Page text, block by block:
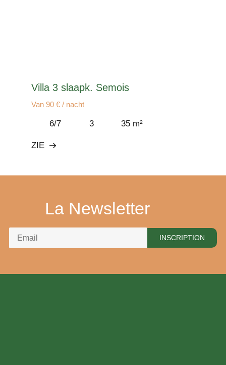
Villa 3 slaapk. Semois
Van 90 € / nacht
6/7 3 35 m²
ZIE
La Newsletter